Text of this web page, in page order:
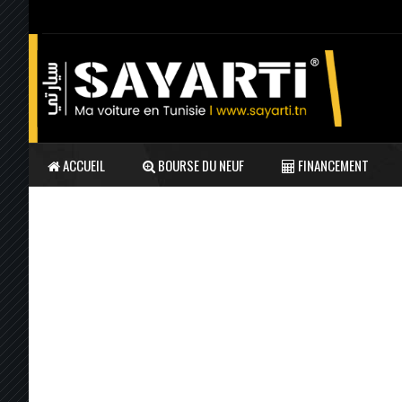
ACCUEIL BOURSE DU NEUF FINANCEMENT